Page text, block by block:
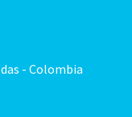
- Colombia